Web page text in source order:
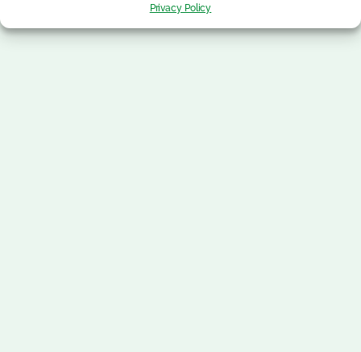
Privacy Policy